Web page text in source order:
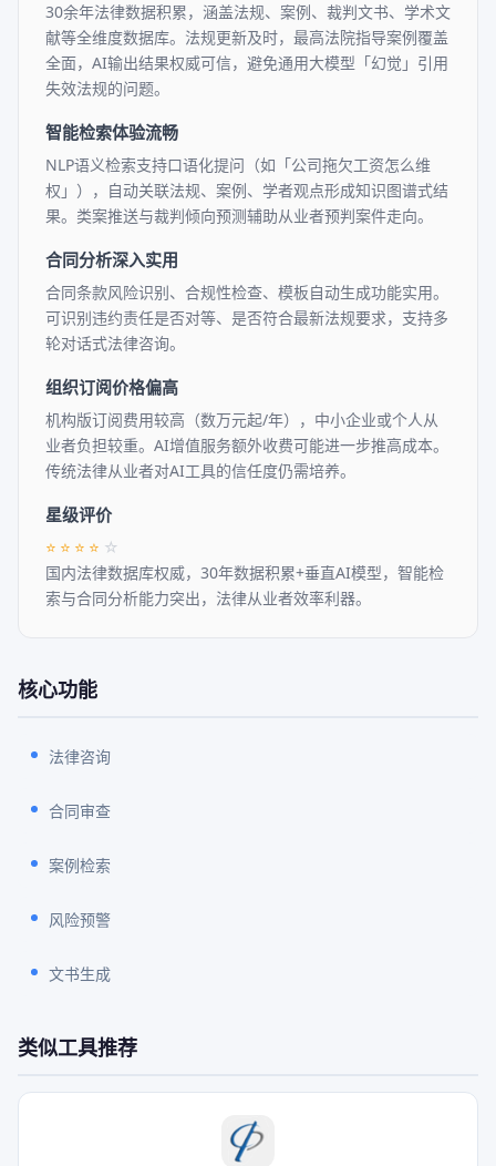
30余年法律数据积累，涵盖法规、案例、裁判文书、学术文
献等全维度数据库。法规更新及时，最高法院指导案例覆盖
全面，AI输出结果权威可信，避免通用大模型「幻觉」引用
失效法规的问题。
智能检索体验流畅
NLP语义检索支持口语化提问（如「公司拖欠工资怎么维
权」），自动关联法规、案例、学者观点形成知识图谱式结
果。类案推送与裁判倾向预测辅助从业者预判案件走向。
合同分析深入实用
合同条款风险识别、合规性检查、模板自动生成功能实用。
可识别违约责任是否对等、是否符合最新法规要求，支持多
轮对话式法律咨询。
组织订阅价格偏高
机构版订阅费用较高（数万元起/年），中小企业或个人从
业者负担较重。AI增值服务额外收费可能进一步推高成本。
传统法律从业者对AI工具的信任度仍需培养。
星级评价
⭐ ⭐ ⭐ ⭐ ☆
国内法律数据库权威，30年数据积累+垂直AI模型，智能检
索与合同分析能力突出，法律从业者效率利器。
核心功能
法律咨询
合同审查
案例检索
风险预警
文书生成
类似工具推荐